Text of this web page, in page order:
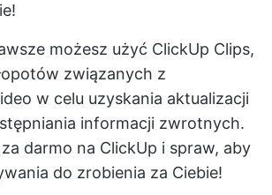
możesz użyć ClickUp Clips,
związanych z
w celu uzyskania aktualizacji
informacji zwrotnych.
darmo na ClickUp i spraw, aby
do zrobienia za Ciebie!